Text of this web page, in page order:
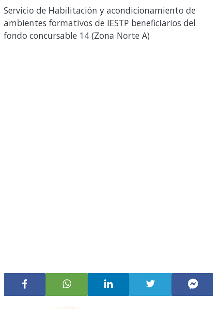
Servicio de Habilitación y acondicionamiento de
ambientes formativos de IESTP beneficiarios del
fondo concursable 14 (Zona Norte A)